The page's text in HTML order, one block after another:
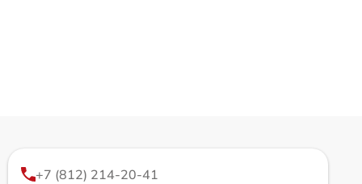
+7 (812) 214-20-41